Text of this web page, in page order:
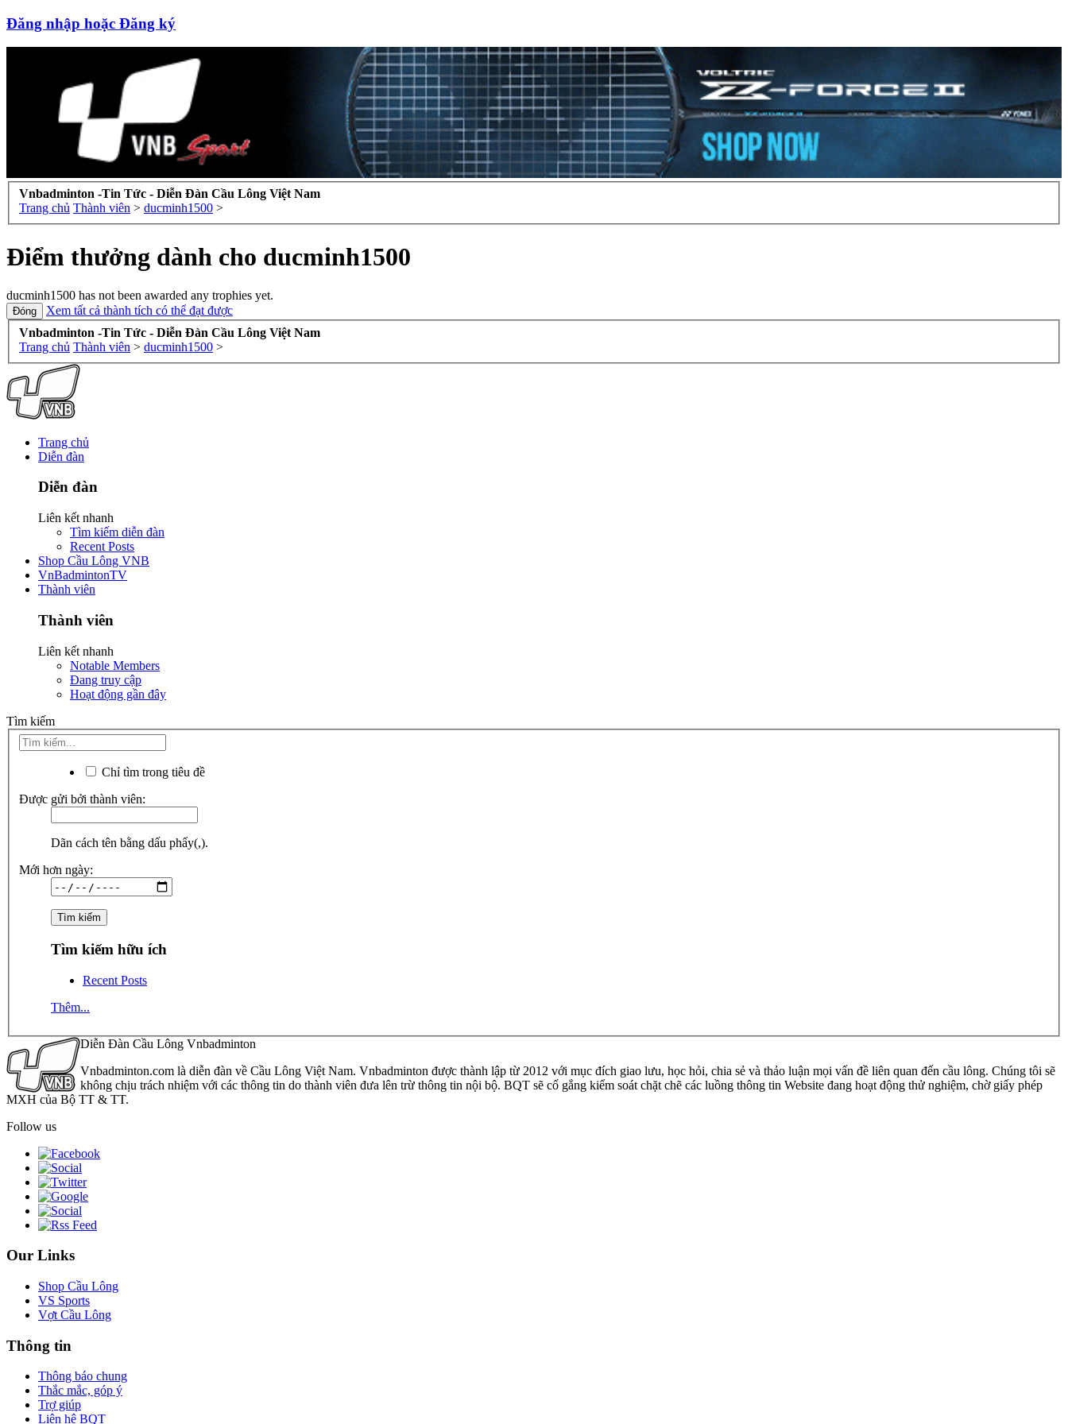
Đăng nhập hoặc Đăng ký
Vnbadminton -Tin Tức - Diễn Đàn Cầu Lông Việt Nam
Trang chủ Thành viên > ducminh1500 >
Điểm thưởng dành cho ducminh1500
ducminh1500 has not been awarded any trophies yet.
Xem tất cả thành tích có thể đạt được
Vnbadminton -Tin Tức - Diễn Đàn Cầu Lông Việt Nam
Trang chủ Thành viên > ducminh1500 >
Trang chủ
Diễn đàn
Diễn đàn
Liên kết nhanh
Tìm kiếm diễn đàn
Recent Posts
Shop Cầu Lông VNB
VnBadmintonTV
Thành viên
Thành viên
Liên kết nhanh
Notable Members
Đang truy cập
Hoạt động gần đây
Tìm kiếm
Chỉ tìm trong tiêu đề
Được gửi bởi thành viên:
Dãn cách tên bằng dấu phẩy(,).
Mới hơn ngày:
Tìm kiếm hữu ích
Recent Posts
Thêm...
Diễn Đàn Cầu Lông Vnbadminton
Vnbadminton.com là diễn đàn về Cầu Lông Việt Nam. Vnbadminton được thành lập từ 2012 với mục đích giao lưu, học hỏi, chia sẻ và thảo luận mọi vấn đề liên quan đến cầu lông. Chúng tôi sẽ
không chịu trách nhiệm với các thông tin do thành viên đưa lên trừ thông tin nội bộ. BQT sẽ cố gắng kiểm soát chặt chẽ các luồng thông tin Website đang hoạt động thử nghiệm, chờ giấy phép
MXH của Bộ TT & TT.
Follow us
Our Links
Shop Cầu Lông
VS Sports
Vợt Cầu Lông
Thông tin
Thông báo chung
Thắc mắc, góp ý
Trợ giúp
Liên hệ BQT